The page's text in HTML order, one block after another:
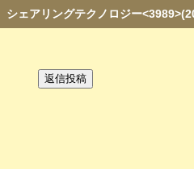
シェアリングテクノロジー